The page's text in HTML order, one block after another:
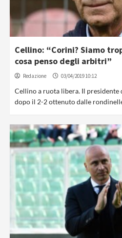
Cellino: “Corini? Siamo
cosa penso degli arbitri”
Redazione 03/04/2019 10:12
Cellino a ruota libera. Il presidente
dopo il 2-2 ottenuto dalle